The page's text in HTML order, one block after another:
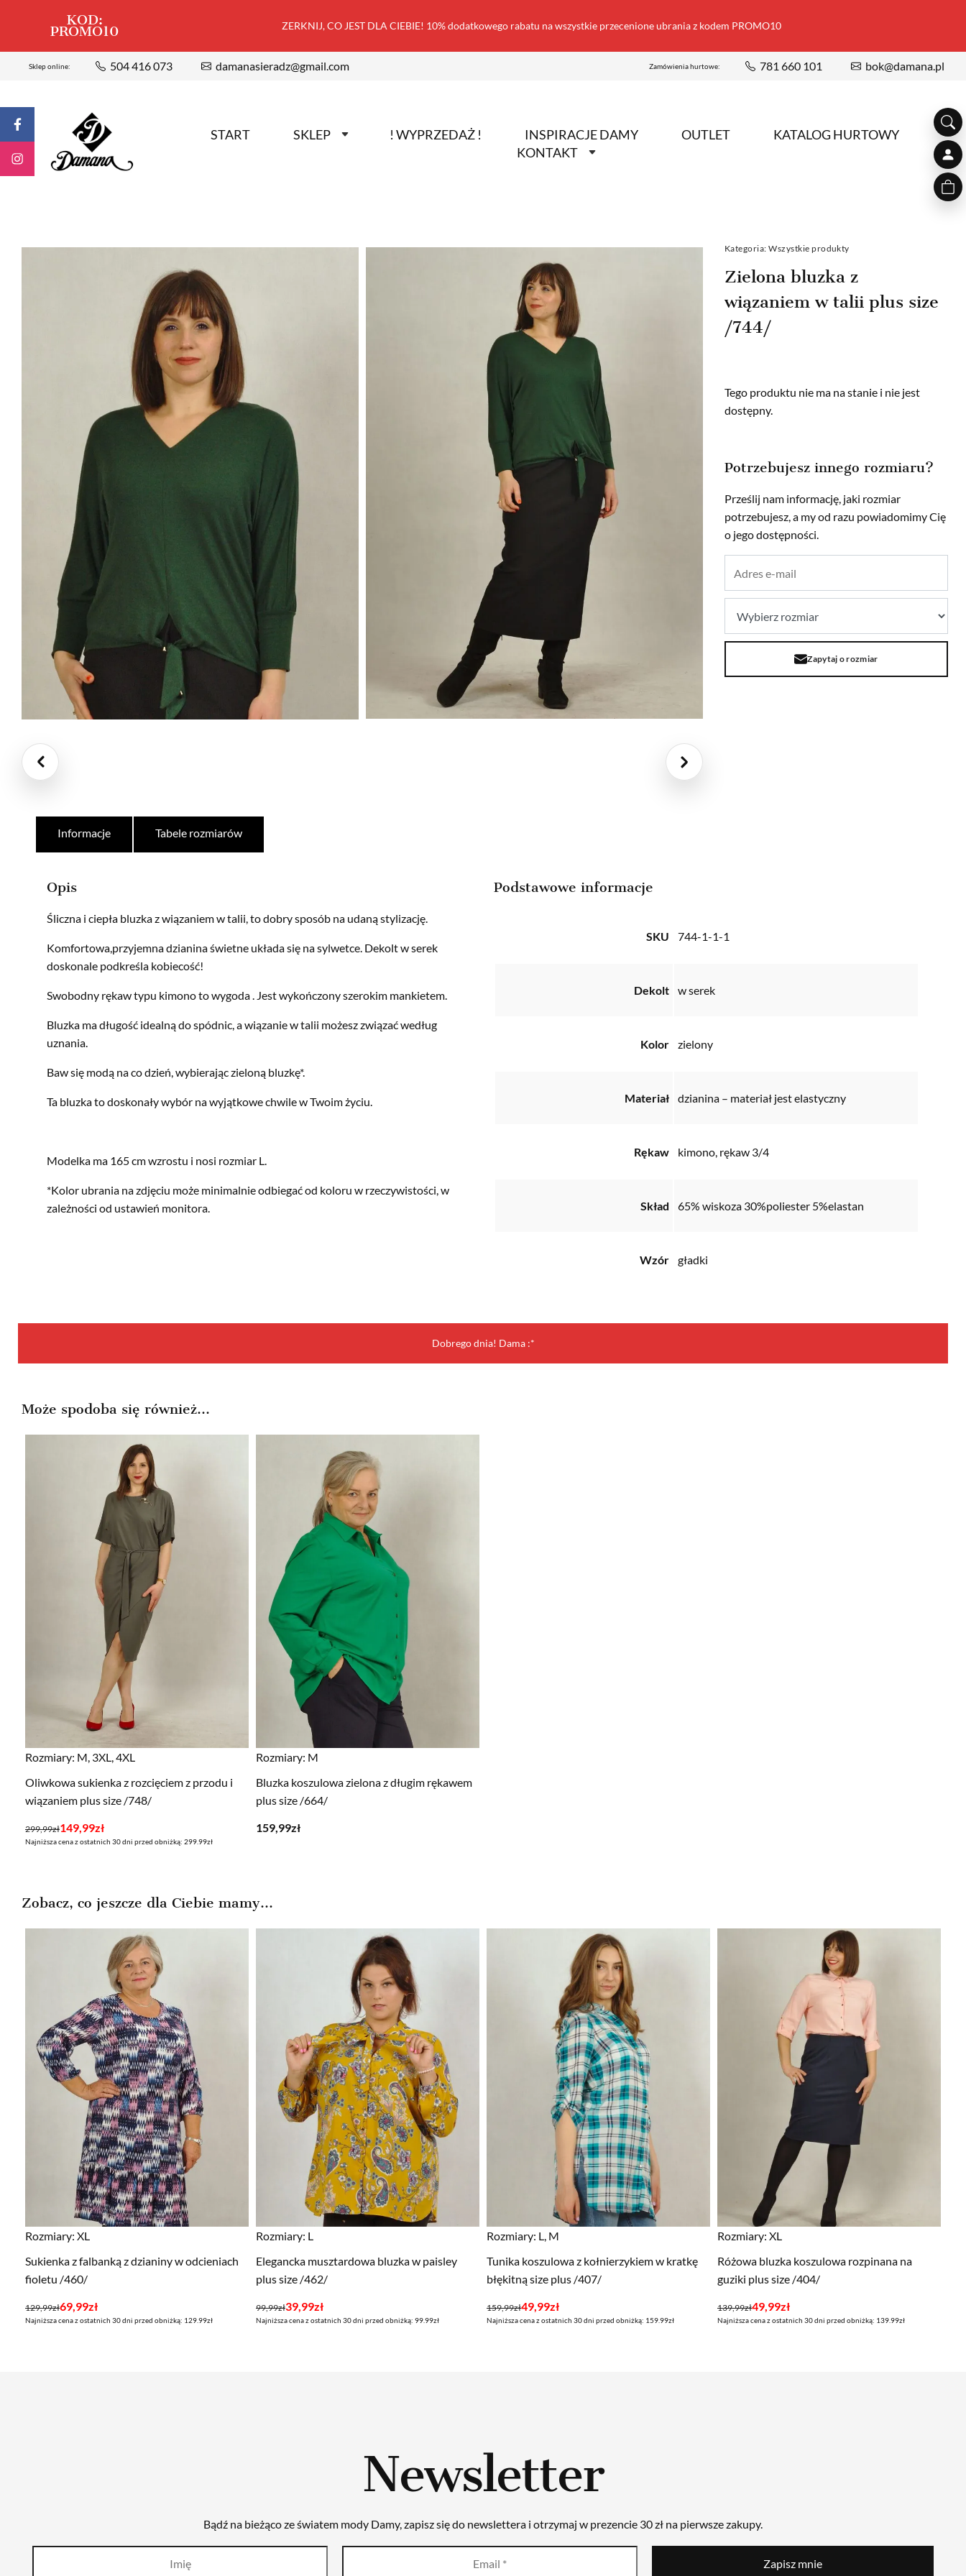
KOD:
PROMO10 ZERKNIJ, CO JEST DLA CIEBIE! 10% dodatkowego rabatu na wszystkie przecenione ubrania z kodem PROMO10
Sklep online: 504 416 073 damanasieradz@gmail.com Zamówienia hurtowe: 781 660 101 bok@damana.pl
START SKLEP ! WYPRZEDAŻ ! INSPIRACJE DAMY OUTLET
KATALOG HURTOWY
KONTAKT
Kategoria: Wszystkie produkty
Zielona bluzka z
wiązaniem w talii plus size
/744/
Tego produktu nie ma na stanie i nie jest
dostępny.
Potrzebujesz innego rozmiaru?
Prześlij nam informację, jaki rozmiar
potrzebujesz, a my od razu powiadomimy Cię
o jego dostępności.
Zapytaj o rozmiar
Informacje Tabele rozmiarów
Opis
Śliczna i ciepła bluzka z wiązaniem w talii, to dobry sposób na udaną stylizację.
Komfortowa,przyjemna dzianina świetne układa się na sylwetce. Dekolt w serek
doskonale podkreśla kobiecość!
Swobodny rękaw typu kimono to wygoda . Jest wykończony szerokim mankietem.
Bluzka ma długość idealną do spódnic, a wiązanie w talii możesz związać według
uznania.
Baw się modą na co dzień, wybierając zieloną bluzkę*.
Ta bluzka to doskonały wybór na wyjątkowe chwile w Twoim życiu.
Modelka ma 165 cm wzrostu i nosi rozmiar L.
*Kolor ubrania na zdjęciu może minimalnie odbiegać od koloru w rzeczywistości, w
zależności od ustawień monitora.
Podstawowe informacje
SKU 744-1-1-1
Dekolt w serek
Kolor zielony
Materiał dzianina – materiał jest elastyczny
Rękaw kimono, rękaw 3/4
Skład 65% wiskoza 30%poliester 5%elastan
Wzór gładki
Dobrego dnia! Dama :*
Może spodoba się również…
Rozmiary: M, 3XL, 4XL
Oliwkowa sukienka z rozcięciem z przodu i
wiązaniem plus size /748/
299,99zł
Pierwotna
cena
149,99zł
Aktualna
cena
Najniższa cena z ostatnich 30 dni przed obniżką: 299.99zł
Rozmiary: M
Bluzka koszulowa zielona z długim rękawem
plus size /664/
159,99zł
Zobacz, co jeszcze dla Ciebie mamy...
Rozmiary: XL
Sukienka z falbanką z dzianiny w odcieniach
fioletu /460/
129,99zł
Pierwotna
cena
69,99zł
Aktualna
cena
Najniższa cena z ostatnich 30 dni przed obniżką: 129.99zł
Rozmiary: L
Elegancka musztardowa bluzka w paisley
plus size /462/
99,99zł
Pierwotna
cena
39,99zł
Aktualna
cena
Najniższa cena z ostatnich 30 dni przed obniżką: 99.99zł
Rozmiary: L, M
Tunika koszulowa z kołnierzykiem w kratkę
błękitną size plus /407/
159,99zł
Pierwotna
cena
49,99zł
Aktualna
cena
Najniższa cena z ostatnich 30 dni przed obniżką: 159.99zł
Rozmiary: XL
Różowa bluzka koszulowa rozpinana na
guziki plus size /404/
139,99zł
Pierwotna
cena
49,99zł
Aktualna
cena
Najniższa cena z ostatnich 30 dni przed obniżką: 139.99zł
Newsletter
Bądź na bieżąco ze światem mody Damy, zapisz się do newslettera i otrzymaj w prezencie 30 zł na pierwsze zakupy.